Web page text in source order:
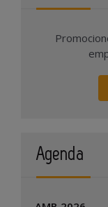
Agenda